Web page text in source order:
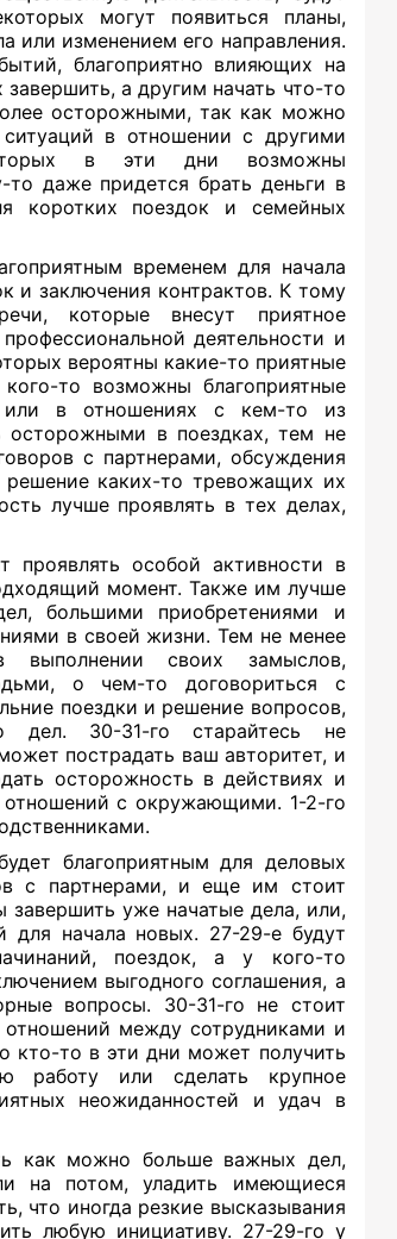
могут появиться планы,
или изменением его направления.
благоприятно влияющих на
а другим начать что-то
осторожными, так как можно
в отношении с другими
в эти дни возможны
то даже придется брать деньги в
коротких поездок и семейных
временем для начала
и заключения контрактов. К тому
которые внесут приятное
деятельности и
вероятны какие-то приятные
то возможны благоприятные
или в отношениях с кем-то из
осторожными в поездках, тем не
с партнерами, обсуждения
каких-то тревожащих их
лучше проявлять в тех делах,
особой активности в
момент. Также им лучше
большими приобретениями и
в своей жизни. Тем не менее
выполнении своих замыслов,
о чем-то договориться с
поездки и решение вопросов,
дел. 30-31-го старайтесь не
пострадать ваш авторитет, и
осторожность в действиях и
отношений с окружающими. 1-2-го
благоприятным для деловых
с партнерами, и еще им стоит
завершить уже начатые дела, или,
для начала новых. 27-29-е будут
поездок, а у кого-то
выгодного соглашения, а
вопросы. 30-31-го не стоит
между сотрудниками и
то в эти дни может получить
работу или сделать крупное
неожиданностей и удач в
как можно больше важных дел,
на потом, уладить имеющиеся
что иногда резкие высказывания
любую инициативу. 27-29-го у